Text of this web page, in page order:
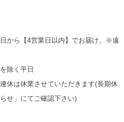
から【4営業日以内】でお届け。※遠
除く平日
休は休業させていただきます(長期休
せ」にてご確認下さい)